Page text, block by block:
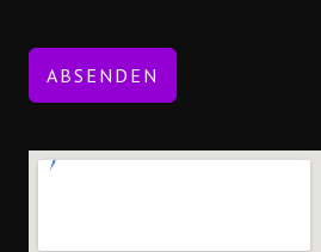
ABSENDEN